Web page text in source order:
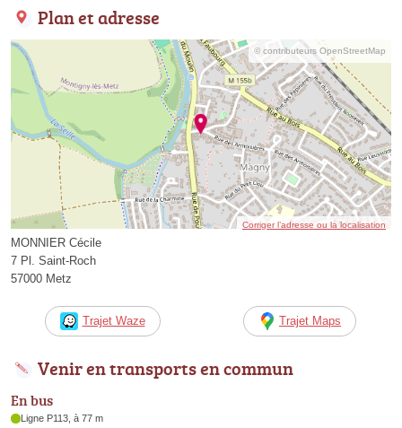
Plan et adresse
© contributeurs OpenStreetMap
Corriger l’adresse ou la localisation
MONNIER Cécile
7 Pl. Saint-Roch
57000 Metz
Trajet Waze Trajet Maps
Venir en transports en commun
En bus
Ligne P113, à 77 m